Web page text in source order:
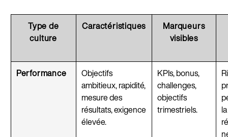
Type de
culture
Caractéristiques
Marqueurs
visibles
Performance
Objectifs
ambitieux, rapidité,
mesure des
résultats, exigence
élevée.
KPIs, bonus,
challenges,
objectifs
trimestriels.